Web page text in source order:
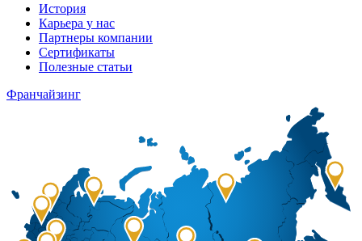
История
Карьера у нас
Партнеры компании
Сертификаты
Полезные статьи
Франчайзинг